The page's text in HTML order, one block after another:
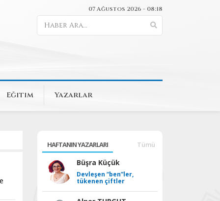
07 Ağustos 2026 - 08:18
Eğitim Yazarlar
HAFTANIN YAZARLARI Tümü
Büşra Küçük
Devleşen “ben”ler,
tükenen çiftler